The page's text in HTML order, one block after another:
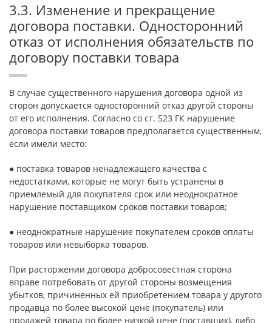
3.3. Изменение и прекращение
договора поставки. Односторонний
отказ от исполнения обязательств по
договору поставки товара
В случае существенного нарушения договора одной из
сторон допускается односторонний отказ другой стороны
от его исполнения. Согласно со ст. 523 ГК нарушение
договора поставки товаров предполагается существенным,
если имели место:
● поставка товаров ненадлежащего качества с
недостатками, которые не могут быть устранены в
приемлемый для покупателя срок или неоднократное
нарушение поставщиком сроков поставки товаров;
● неоднократные нарушение покупателем сроков оплаты
товаров или невыборка товаров.
При расторжении договора добросовестная сторона
вправе потребовать от другой стороны возмещения
убытков, причиненных ей приобретением товара у другого
продавца по более высокой цене (покупатель) или
продажей товара по более низкой цене (поставщик), либо